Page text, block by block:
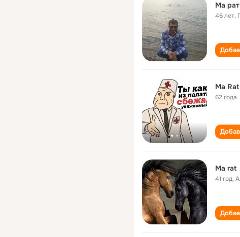
Ма рат
46 лет,
Ma
62 года
Ma rat
41 год,